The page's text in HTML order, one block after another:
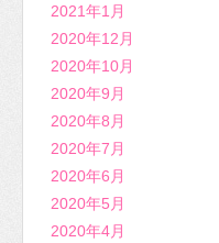
2021年1月
2020年12月
2020年10月
2020年9月
2020年8月
2020年7月
2020年6月
2020年5月
2020年4月